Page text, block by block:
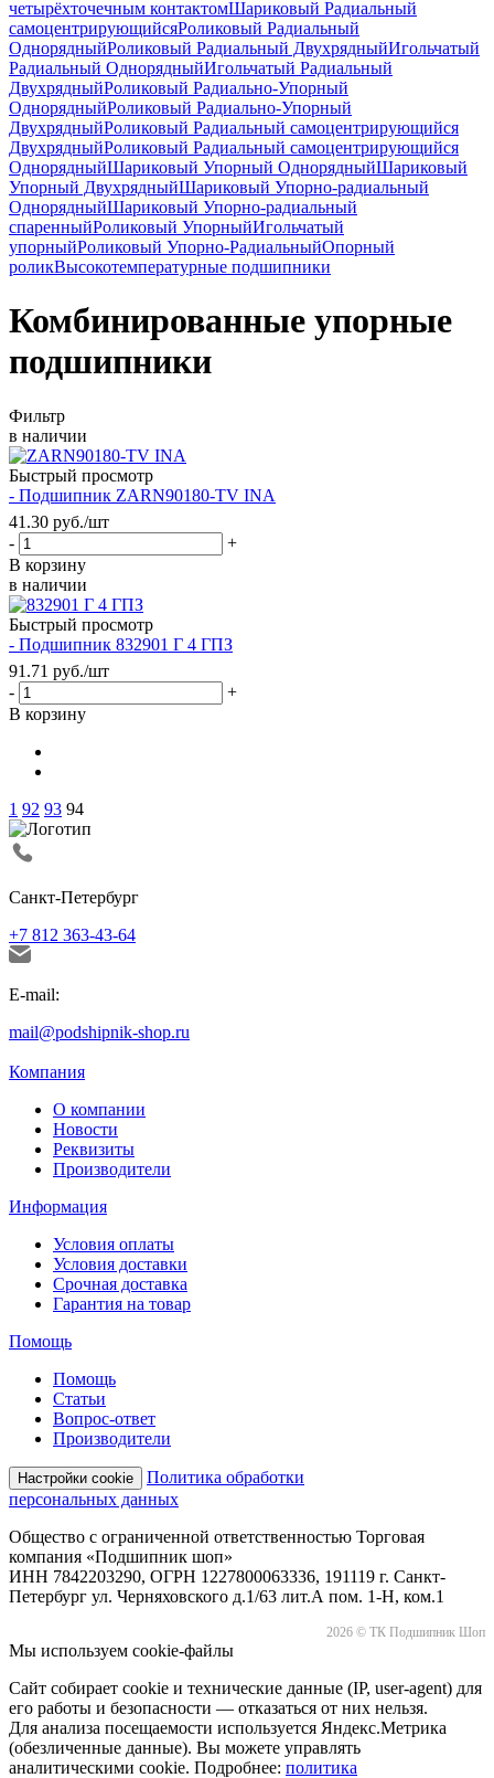
четырёхточечным контактомШариковый Радиальный
самоцентрирующийсяРоликовый Радиальный
ОднорядныйРоликовый Радиальный ДвухрядныйИгольчатый
Радиальный ОднорядныйИгольчатый Радиальный
ДвухрядныйРоликовый Радиально-Упорный
ОднорядныйРоликовый Радиально-Упорный
ДвухрядныйРоликовый Радиальный самоцентрирующийся
ДвухрядныйРоликовый Радиальный самоцентрирующийся
ОднорядныйШариковый Упорный ОднорядныйШариковый
Упорный ДвухрядныйШариковый Упорно-радиальный
ОднорядныйШариковый Упорно-радиальный
спаренныйРоликовый УпорныйИгольчатый
упорныйРоликовый Упорно-РадиальныйОпорный
роликВысокотемпературные подшипники
Комбинированные упорные
подшипники
Фильтр
в наличии
Быстрый просмотр
- Подшипник ZARN90180-TV INA
41.30 руб./шт
-
+
В корзину
в наличии
Быстрый просмотр
- Подшипник 832901 Г 4 ГПЗ
91.71 руб./шт
-
+
В корзину
1 92 93 94
Санкт-Петербург
+7 812 363-43-64
E-mail:
mail@podshipnik-shop.ru
Компания
О компании
Новости
Реквизиты
Производители
Информация
Условия оплаты
Условия доставки
Срочная доставка
Гарантия на товар
Помощь
Помощь
Статьи
Вопрос-ответ
Производители
Настройки cookie
Политика обработки
персональных данных
Общество с ограниченной ответственностью Торговая
компания «Подшипник шоп»
ИНН 7842203290, ОГРН 1227800063336, 191119 г. Санкт-
Петербург ул. Черняховского д.1/63 лит.А пом. 1-Н, ком.1
2026 © ТК Подшипник Шоп
Мы используем cookie-файлы
Сайт собирает cookie и технические данные (IP, user-agent) для
его работы и безопасности — отказаться от них нельзя.
Для анализа посещаемости используется Яндекс.Метрика
(обезличенные данные). Вы можете управлять
аналитическими cookie. Подробнее: политика